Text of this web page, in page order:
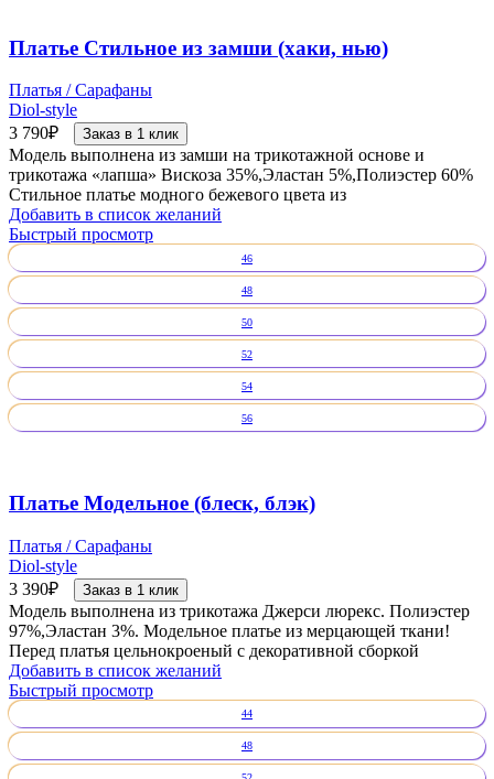
Платье Стильное из замши (хаки, нью)
Платья / Сарафаны
Diol-style
3 790₽ Заказ в 1 клик
Модель выполнена из замши на трикотажной основе и
трикотажа «лапша» Вискоза 35%,Эластан 5%,Полиэстер 60%
Стильное платье модного бежевого цвета из
Добавить в список желаний
Быстрый просмотр
46
48
50
52
54
56
Платье Модельное (блеск, блэк)
Платья / Сарафаны
Diol-style
3 390₽ Заказ в 1 клик
Модель выполнена из трикотажа Джерси люрекс. Полиэстер
97%,Эластан 3%. Модельное платье из мерцающей ткани!
Перед платья цельнокроеный с декоративной сборкой
Добавить в список желаний
Быстрый просмотр
44
48